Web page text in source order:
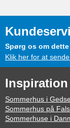
Spørg os om dette
Klik her for at
Inspiration
Sommerhus i
Sommerhus på
Sommerhuse i